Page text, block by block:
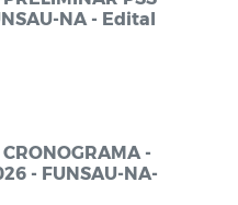
NA - Edital
-
- FUNSAU-NA-